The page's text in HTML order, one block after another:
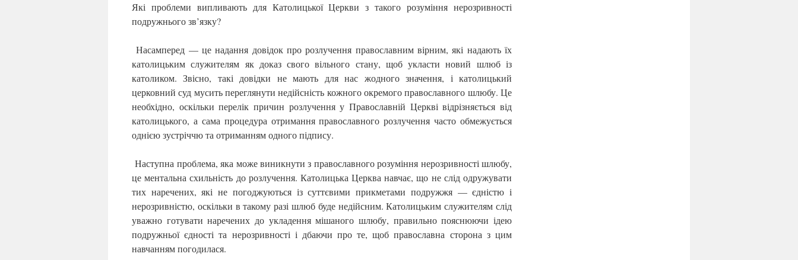
Які проблеми випливають для Католицької Церкви з такого розуміння нерозривності
подружнього зв’язку?
Насамперед — це надання довідок про розлучення православним вірним, які надають їх
католицьким служителям як доказ свого вільного стану, щоб укласти новий шлюб із
католиком. Звісно, такі довідки не мають для нас жодного значення, і католицький
церковний суд мусить переглянути недійсність кожного окремого православного шлюбу. Це
необхідно, оскільки перелік причин розлучення у Православній Церкві відрізняється від
католицького, а сама процедура отримання православного розлучення часто обмежується
однією зустріччю та отриманням одного підпису.
Наступна проблема, яка може виникнути з православного розуміння нерозривності шлюбу,
це ментальна схильність до розлучення. Католицька Церква навчає, що не слід одружувати
тих наречених, які не погоджуються із суттєвими прикметами подружжя — єдністю і
нерозривністю, оскільки в такому разі шлюб буде недійсним. Католицьким служителям слід
уважно готувати наречених до укладення мішаного шлюбу, правильно пояснюючи ідею
подружньої єдності та нерозривності і дбаючи про те, щоб православна сторона з цим
навчанням погодилася.